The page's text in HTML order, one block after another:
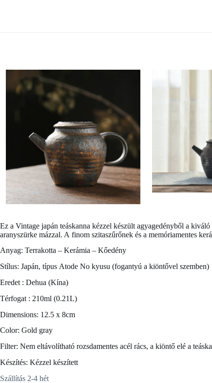
Ez a Vintage japán teáskanna kézzel készült agyagedényből a
aranyszürke mázzal. A finom szitaszűrőnek és a memóriamentes
Anyag: Terrakotta – Kerámia – Kőedény
Stílus: Japán, típus Atode No kyusu (fogantyú a kiöntővel szemben)
Eredet : Dehua (Kína)
Térfogat : 210ml (0.21L)
Dimensions: 12.5 x 8cm
Color: Gold gray
Filter: Nem eltávolítható rozsdamentes acél rács, a kiöntő elé a
Készítés: Kézzel készített
Szállítás 2-4 hét